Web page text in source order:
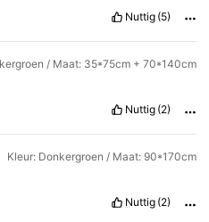
Nuttig (5)
/ Maat: 35*75cm + 70*140cm
Nuttig (2)
Kleur: Donkergroen / Maat: 90*170cm
Nuttig (2)